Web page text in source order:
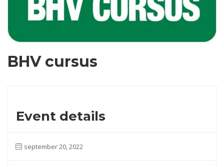
BHV cursus
Event details
september 20, 2022